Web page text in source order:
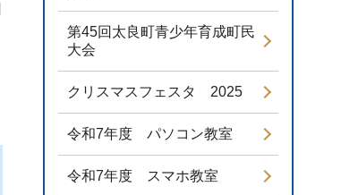
第45回太良町青少年育成町民
大会
クリスマスフェスタ 2025
令和7年度 パソコン教室
令和7年度 スマホ教室